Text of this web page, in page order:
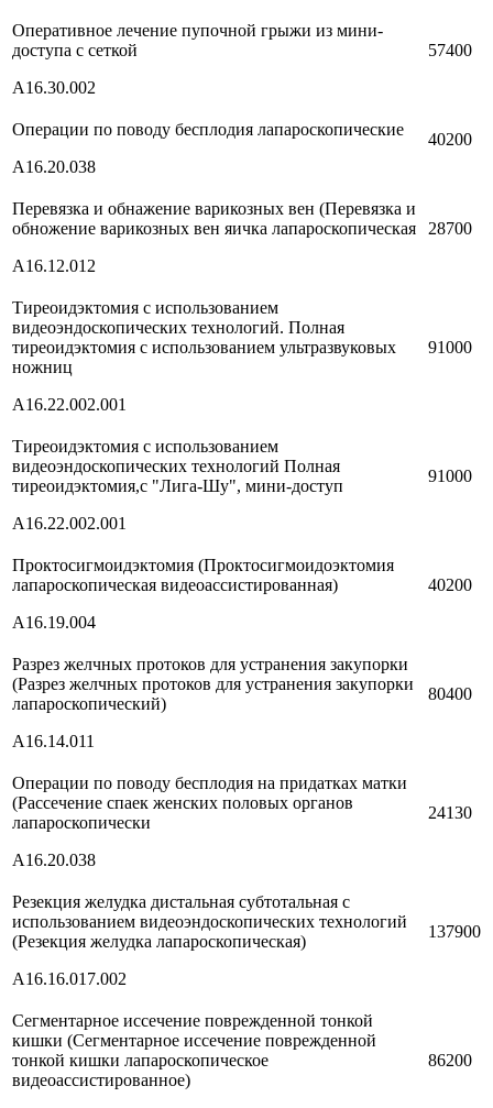
Оперативное лечение пупочной грыжи из мини-
доступа с сеткой
A16.30.002
57400
Операции по поводу бесплодия лапароскопические
A16.20.038
40200
Перевязка и обнажение варикозных вен (Перевязка и
обножение варикозных вен яичка лапароскопическая
A16.12.012
28700
Тиреоидэктомия с использованием
видеоэндоскопических технологий. Полная
тиреоидэктомия с использованием ультразвуковых
ножниц
A16.22.002.001
91000
Тиреоидэктомия с использованием
видеоэндоскопических технологий Полная
тиреоидэктомия,с "Лига-Шу", мини-доступ
A16.22.002.001
91000
Проктосигмоидэктомия (Проктосигмоидоэктомия
лапароскопическая видеоассистированная)
A16.19.004
40200
Разрез желчных протоков для устранения закупорки
(Разрез желчных протоков для устранения закупорки
лапароскопический)
A16.14.011
80400
Операции по поводу бесплодия на придатках матки
(Рассечение спаек женских половых органов
лапароскопически
A16.20.038
24130
Резекция желудка дистальная субтотальная с
использованием видеоэндоскопических технологий
(Резекция желудка лапароскопическая)
A16.16.017.002
137900
Сегментарное иссечение поврежденной тонкой
кишки (Сегментарное иссечение поврежденной
тонкой кишки лапароскопическое
видеоассистированное)
86200